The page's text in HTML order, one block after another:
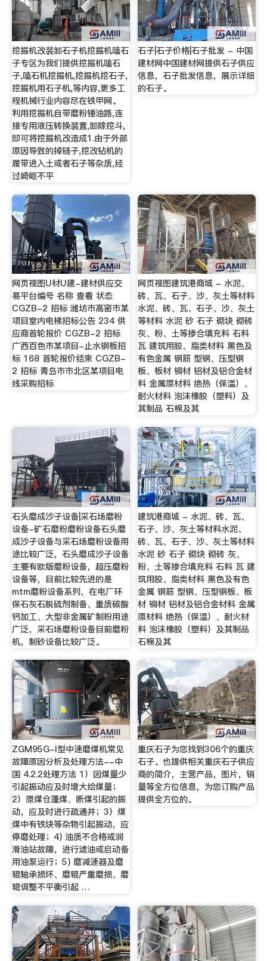
挖掘机改装卸石子机挖掘机嗑石
子专区为我们提供挖掘机嗑石
子,嗑石机挖掘机,挖掘机挖石子,
挖掘机用石子机,等内容,更多工
程机械行业内容尽在铁甲网。
利用挖掘机自带磨粉锤油路,连
接专用液压转换装置,卸除挖斗,
即可将挖掘机改造成1.由于外部
原因导致的掉链子,挖改钻机的
履带进入土或者石子等杂质,经
过崎岖不平
石子|石子价格|石子批发 - 中国
建材网中国建材网提供石子供应
信息，石子批发信息，展示详细
的石子。
网页视图U材U建-建材供应交
易平台编号 名称 查看 状态
CGZB-2 招标 潍坊市高密市某
项目室内电梯招标公告 234 供
应商首轮报价 CGZB-2 招标
广西百色市某项目-止水钢板招
标 168 首轮报价结束 CGZB-
2 招标 青岛市市北区某项目电
线采购招标
网页视图建筑港商城 - 水泥、
砖、瓦、石子、沙、灰土等材料
水泥、砖、瓦、石子、沙、灰土
等材料 水泥 砂 石子 砌块 砌砖
灰、粉、土等掺合填充料 石料
瓦 建筑用胶、脂类材料 黑色及
有色金属 钢筋 型钢、压型钢
板、板材 铜材 铝材及铝合金材
料 金属原材料 绝热（保温）、
耐火材料 泡沫橡胶（塑料）及
其制品 石棉及其
石头磨成沙子设备|采石场磨粉
设备-矿石磨粉磨粉设备石头磨
成沙子设备与采石场磨粉设备用
途比较广泛，石头磨成沙子设备
主要有欧版磨粉设备，超压磨粉
设备等，目前比较先进的是
mtm磨粉设备系列，在电厂环
保石灰石脱硫剂制备、重质碳酸
钙加工、大型非金属矿制粉用途
广泛，采石场磨粉设备目前磨粉
机，制砂设备比较广泛。
建筑港商城 - 水泥、砖、瓦、
石子、沙、灰土等材料水泥、
砖、瓦、石子、沙、灰土等材料
水泥 砂 石子 砌块 砌砖 灰、
粉、土等掺合填充料 石料 瓦 建
筑用胶、脂类材料 黑色及有色
金属 钢筋 型钢、压型钢板、板
材 铜材 铝材及铝合金材料 金属
原材料 绝热（保温）、耐火材
料 泡沫橡胶（塑料）及其制品
石棉及其
ZGM95G-I型中速磨煤机常见
故障原因分析及处理方法--中
国 4.2.2处理方法 1）因煤量少
引起振动应及时增大给煤量；
2）原煤仓蓬煤、断煤引起的振
动，应及时进行疏通并；3）煤
煤中有铁块等杂物引起振动，应
停磨处理；4) 油质不合格或润
滑油站故障，进行滤油或启动备
用油泵运行；5) 磨减速器及磨
辊轴承损坏、磨辊严重磨损、磨
辊调整不平衡引起 …
重庆石子为您找到306个的重庆
石子。也提供相关重庆石子供应
商的简介，主营产品，图片，销
量等全方位信息，为您订购产品
提供全方位的。